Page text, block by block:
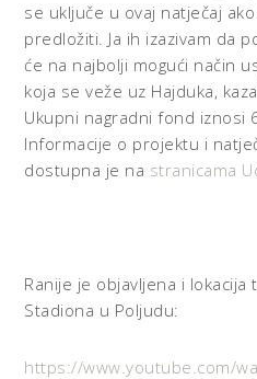
se uključe u ovaj natječaj
predložiti. Ja ih izazivam da
će na najbolji mogući način
koja se veže uz Hajduka,
Ukupni nagradni fond iznosi
Informacije o projektu i
dostupna je na stranicama
Ranije je objavljena i
Stadiona u Poljudu:
https://www.youtube.com/